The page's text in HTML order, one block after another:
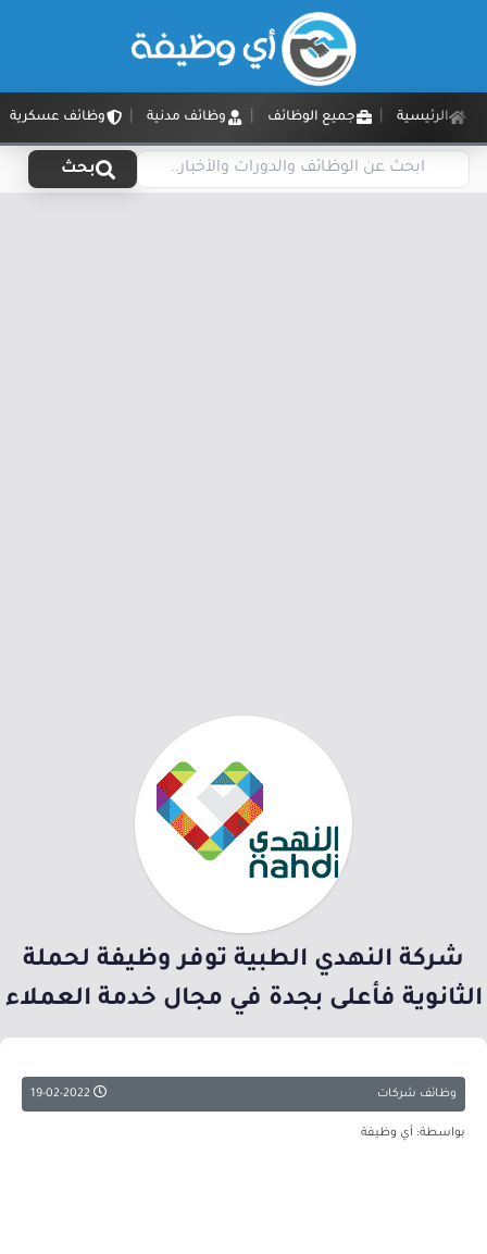
الرئيسية جميع الوظائف وظائف مدنية وظائف عسكرية
بحث
شركة النهدي الطبية توفر وظيفة لحملة
الثانوية فأعلى بجدة في مجال خدمة العملاء
وظائف شركات
بواسطة: أي وظيفة